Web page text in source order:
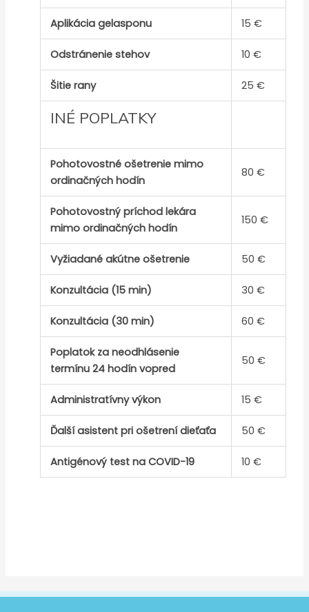
Aplikácia gelasponu 15 €
Odstránenie stehov 10 €
Šitie rany 25 €
INÉ POPLATKY
Pohotovostné ošetrenie mimo
ordinačných hodín
80 €
Pohotovostný príchod lekára
mimo ordinačných hodín
150 €
Vyžiadané akútne ošetrenie 50 €
Konzultácia (15 min) 30 €
Konzultácia (30 min) 60 €
Poplatok za neodhlásenie
termínu 24 hodín vopred
50 €
Administratívny výkon 15 €
Ďalší asistent pri ošetrení dieťaťa 50 €
Antigénový test na COVID-19 10 €